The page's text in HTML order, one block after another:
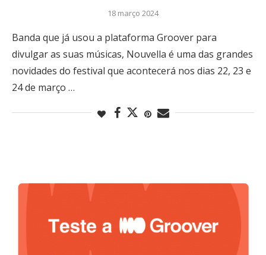
18 março 2024
Banda que já usou a plataforma Groover para
divulgar as suas músicas, Nouvella é uma das grandes
novidades do festival que acontecerá nos dias 22, 23 e
24 de março …